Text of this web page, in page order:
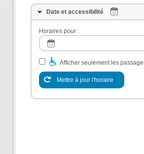
Date et accessibilité
Horaires pour :
Afficher seulement les
Mettre à jour l'horaire